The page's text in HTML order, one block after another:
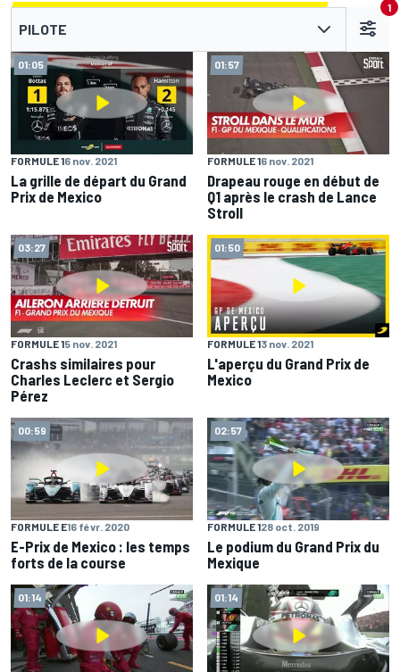
PILOTE
1
01:05
FORMULE 16 nov. 2021
La grille de départ du Grand
Prix de Mexico
01:57
FORMULE 16 nov. 2021
Drapeau rouge en début de
Q1 après le crash de Lance
Stroll
03:27
FORMULE 15 nov. 2021
Crashs similaires pour
Charles Leclerc et Sergio
Pérez
01:50
FORMULE 13 nov. 2021
L'aperçu du Grand Prix de
Mexico
00:59
FORMULE E16 févr. 2020
E-Prix de Mexico : les temps
forts de la course
02:57
FORMULE 128 oct. 2019
Le podium du Grand Prix du
Mexique
01:14 01:14